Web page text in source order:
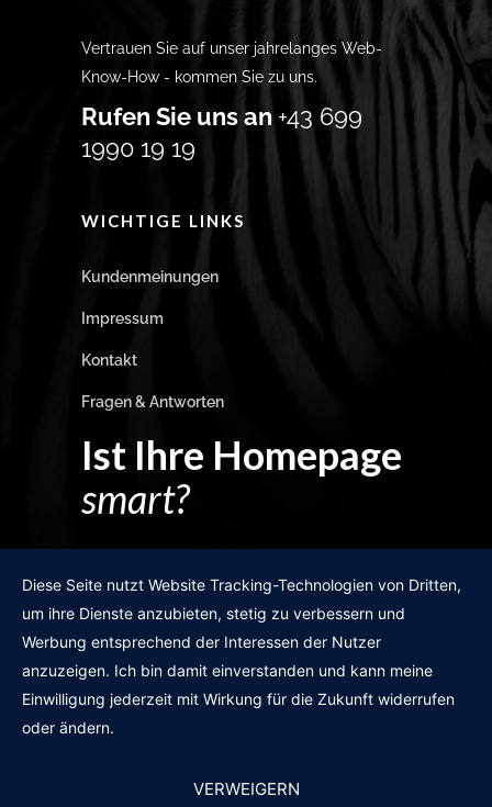
Vertrauen Sie auf unser jahrelanges Web-
Know-How - kommen Sie zu uns.
Rufen Sie uns an +43 699
1990 19 19
WICHTIGE LINKS
Kundenmeinungen
Impressum
Kontakt
Fragen & Antworten
Ist Ihre Homepage
smart?
GRATIS WEBSITE-CHECK
Diese Seite nutzt Website Tracking-Technologien von Dritten,
um ihre Dienste anzubieten, stetig zu verbessern und
Werbung entsprechend der Interessen der Nutzer
anzuzeigen. Ich bin damit einverstanden und kann meine
Einwilligung jederzeit mit Wirkung für die Zukunft widerrufen
oder ändern.
VERWEIGERN